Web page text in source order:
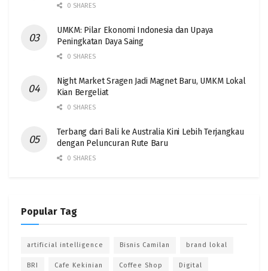
0 SHARES
UMKM: Pilar Ekonomi Indonesia dan Upaya
Peningkatan Daya Saing
0 SHARES
Night Market Sragen Jadi Magnet Baru, UMKM Lokal
Kian Bergeliat
0 SHARES
Terbang dari Bali ke Australia Kini Lebih Terjangkau
dengan Peluncuran Rute Baru
0 SHARES
Popular Tag
artificial intelligence Bisnis Camilan brand lokal
BRI Cafe Kekinian Coffee Shop Digital